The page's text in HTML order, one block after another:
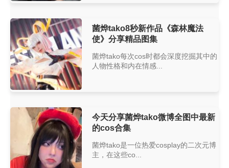
菌烨tako8秒新作品《森林魔法
使》分享精品图集
菌烨tako每次cos时都会深度挖掘其中的
人物性格和内在情感...
今天分享菌烨tako微博全图中最新
的cos合集
菌烨tako是一位热爱cosplay的二次元博
主，在这些co...